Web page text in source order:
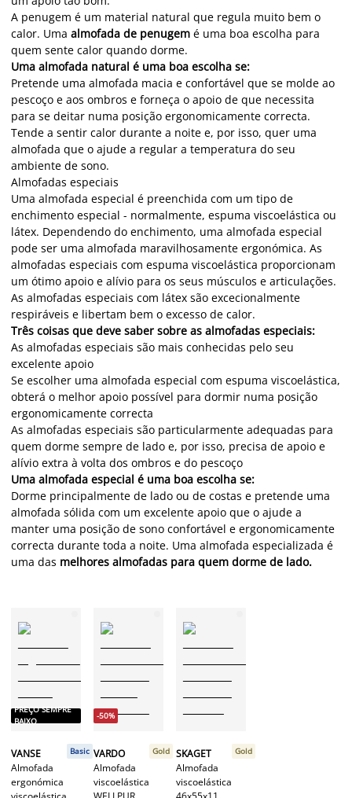
A penugem é um material natural que regula muito bem o
calor. Uma almofada de penugem é uma boa escolha para
quem sente calor quando dorme.
Uma almofada natural é uma boa escolha se:
Pretende uma almofada macia e confortável que se molde ao
pescoço e aos ombros e forneça o apoio de que necessita
para se deitar numa posição ergonomicamente correcta.
Tende a sentir calor durante a noite e, por isso, quer uma
almofada que o ajude a regular a temperatura do seu
ambiente de sono.
Almofadas especiais
Uma almofada especial é preenchida com um tipo de
enchimento especial - normalmente, espuma viscoelástica ou
látex. Dependendo do enchimento, uma almofada especial
pode ser uma almofada maravilhosamente ergonómica. As
almofadas especiais com espuma viscoelástica proporcionam
um ótimo apoio e alívio para os seus músculos e articulações.
As almofadas especiais com látex são excecionalmente
respiráveis e libertam bem o excesso de calor.
Três coisas que deve saber sobre as almofadas especiais:
As almofadas especiais são mais conhecidas pelo seu
excelente apoio
Se escolher uma almofada especial com espuma viscoelástica,
obterá o melhor apoio possível para dormir numa posição
ergonomicamente correcta
As almofadas especiais são particularmente adequadas para
quem dorme sempre de lado e, por isso, precisa de apoio e
alívio extra à volta dos ombros e do pescoço
Uma almofada especial é uma boa escolha se:
Dorme principalmente de lado ou de costas e pretende uma
almofada sólida com um excelente apoio que o ajude a
manter uma posição de sono confortável e ergonomicamente
correcta durante toda a noite. Uma almofada especializada é
uma das melhores almofadas para quem dorme de lado.
PREÇO SEMPRE
BAIXO
VANSE
Almofada
ergonómica
Basic
-50%
VARDO
Almofada
viscoelástica
Gold SKAGET
Almofada
viscoelástica
Gold